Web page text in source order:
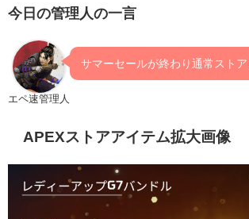
今日の管理人の一言
エペ速管理人
サマーセールが終わり通常スト
APEXストアアイテム拡大画像